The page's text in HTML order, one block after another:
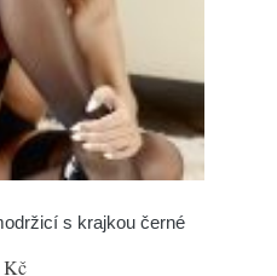
s krajkou černé
Kč